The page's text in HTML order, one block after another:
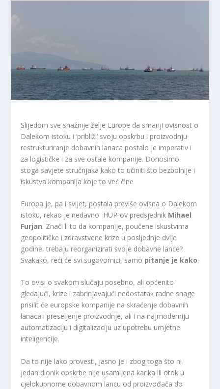
Slijedom sve snažnije želje Europe da smanji ovisnost o
Dalekom istoku i ‘približi‘ svoju opskrbu i proizvodnju
restrukturiranje dobavnih lanaca postalo je imperativ i
za logističke i za sve ostale kompanije. Donosimo
stoga savjete stručnjaka kako to učiniti što bezbolnije i
iskustva kompanija koje to već čine
Europa je, pa i svijet, postala previše ovisna o Dalekom
istoku, rekao je nedavno ​ HUP-ov predsjednik Mihael
Furjan. Znači li to da kompanije, poučene iskustvima
geopolitičke i zdravstvene krize u posljednje dvije
godine, trebaju reorganizirati svoje dobavne lance?
Svakako, reći će svi sugovornici, samo pitanje je kako.
To ovisi o svakom slučaju posebno, ali općenito
gledajući, krize i zabrinjavajući nedostatak radne snage
prisilit će europske kompanije na skraćenje dobavnih
lanaca i preseljenje proizvodnje, ali i na najmoderniju
automatizaciju i digitalizaciju uz upotrebu umjetne
inteligencije.
Da to nije lako provesti, jasno je i zbog toga što ni
jedan dionik opskrbe nije usamljena karika ili otok u
cjelokupnome dobavnom lancu od proizvođača do